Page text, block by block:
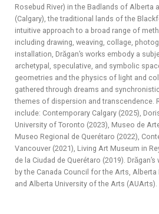
Rosebud River) in the Badlands of Alberta
(Calgary), the traditional lands of the
intuitive approach to a broad range of
including drawing, weaving, collage,
installation, Drăgan’s works embody a
archetypal, speculative, and symbolic
geometries and the physics of light and
gathered through dreams and
themes of dispersion and transcendence.
include: Contemporary Calgary (2025),
University of Toronto (2023), Museo de
Museo Regional de Querétaro (2022),
Vancouver (2021), Living Art Museum in
de la Ciudad de Querétaro (2019).
by the Canada Council for the Arts,
and Alberta University of the Arts (AUArts).